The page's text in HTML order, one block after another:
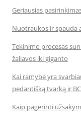
Geriausias
Nuotraukos ir spauda
Tekinimo procesas
žaliavos iki giganto
Kai ramybė yra
pedantišką tvarką ir
Kaip pagerinti